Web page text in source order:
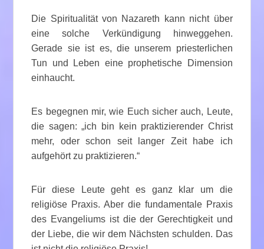
Die Spiritualität von Nazareth kann nicht über
eine solche Verkündigung hinweggehen.
Gerade sie ist es, die unserem priesterlichen
Tun und Leben eine prophetische Dimension
einhaucht.
Es begegnen mir, wie Euch sicher auch, Leute,
die sagen: „ich bin kein praktizierender Christ
mehr, oder schon seit langer Zeit habe ich
aufgehört zu praktizieren.“
Für diese Leute geht es ganz klar um die
religiöse Praxis. Aber die fundamentale Praxis
des Evangeliums ist die der Gerechtigkeit und
der Liebe, die wir dem Nächsten schulden. Das